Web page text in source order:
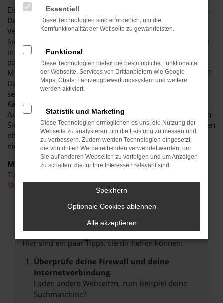
Ein Toyota Aygo Gebrauchtwagen ist ein cleverer Autokauf.
Der Grund liegt im herausragenden Preis-Leistungs-
Verhältnis und der enormen Langlebigkeit dieses Modells.
Sie sichern sich auf jeden Fall ein Schnäppchen und steigen
in ein Fahrzeug in einwandfreiem Zustand. Wussten Sie,
dass Toyota Aygo Gebrauchtwagen auch in früheren
Modellgeneration kaum Wünsche nach Extras offen lassen?
Das Modell zeigt sich seit vielen Jahren sprichwörtlich von
seiner „Schokoladenseite“ und überzeugt gleichermaßen
Käuferinnen und Käufer sowie Experten der
Automobilzeitschriften. Beim Autohaus Schiefelbein kaufen
Sie Ihren Toyota Aygo Gebrauchtwagen günstig und erhalten
obendrein auch noch ein Angebot für eine Finanzierung zu
niedrigen Monatsraten.
Marken
Toyota
Škoda
FEHLER: NETWORK ERROR
Beim Laden ist ein Fehler aufgetreten.
Hier sind ein paar Tipps, die dir helfen können:
Überprüfe deine Firewall und deine
Internetverbindung.
Laden andere Webseiten, zum Beispiel deine
Suchmaschine?
Essentiell
Diese Technologien sind erforderlich, um die
Kernfunktionalität der Webseite zu gewährleisten.
Funktional
Diese Technologien bieten die bestmögliche Funktionalität
der Webseite. Services von Drittanbietern wie Google
Maps, Chats, Fahrzeugbewertungssystem und weitere
werden aktiviert.
Statistik und Marketing
Diese Technologien ermöglichen es uns, die Nutzung der
Webseite zu analysieren, um die Leistung zu messen und
zu verbessern. Zudem werden Technologien eingesetzt,
die von dritten Werbetreibenden verwendet werden, um
Sie auf anderen Webseiten zu verfolgen und um Anzeigen
zu schalten, die für Ihre Interessen relevant sind.
Speichern
Optionale Cookies ablehnen
Alle akzeptieren